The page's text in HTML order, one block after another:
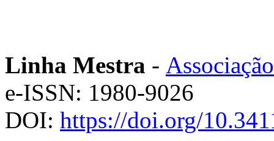
Linha Mestra -
e-ISSN: 1980-9026
DOI: https://doi.org/